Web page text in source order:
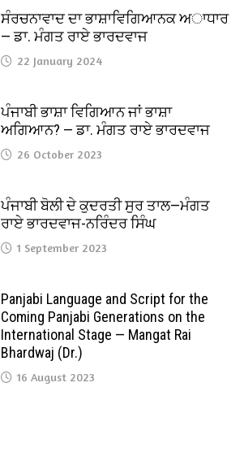
ਸੰਰਚਨਾਵਾਦ ਦਾ ਭਾਸ਼ਾਵਿਗਿਆਨਕ ਅਾਧਾਰ
— ਡਾ. ਮੰਗਤ ਰਾਏ ਭਾਰਦਵਾਜ
22 January 2024
ਪੰਜਾਬੀ ਭਾਸ਼ਾ ਵਿਗਿਆਨ ਜਾਂ ਭਾਸ਼ਾ
ਅਗਿਆਨ? — ਡਾ. ਮੰਗਤ ਰਾਏ ਭਾਰਦਵਾਜ
26 October 2023
ਪੰਜਾਬੀ ਬੋਲੀ ਦੇ ਕੁਦਰਤੀ ਸੁਰ ਤਾਲ—ਮੰਗਤ
ਰਾਏ ਭਾਰਦਵਾਜ-ਨਰਿੰਦਰ ਸਿੰਘ
1 September 2023
Panjabi Language and Script for the
Coming Panjabi Generations on the
International Stage — Mangat Rai
Bhardwaj (Dr.)
16 August 2023